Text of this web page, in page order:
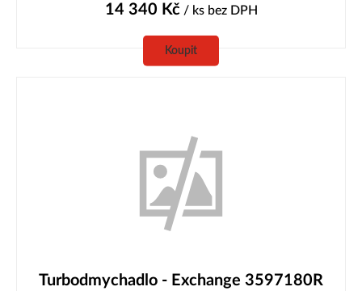
14 340 Kč/ ks bez DPH
Koupit
Turbodmychadlo - Exchange 3597180R